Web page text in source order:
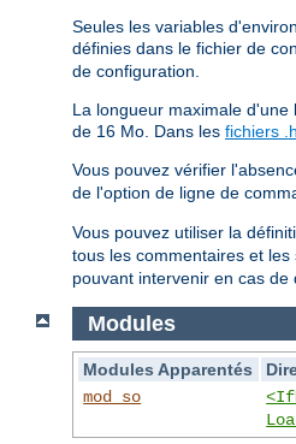
Seules les variables
définies dans le fichier de
de configuration.
La longueur maximale
de 16 Mo. Dans les fichiers
Vous pouvez vérifier
de l'option de ligne de
Vous pouvez utiliser la
tous les commentaires et les
pouvant intervenir en cas de
Modules
Modules Apparentés
mod_so